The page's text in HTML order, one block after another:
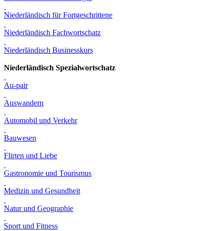
Niederländisch für Fortgeschrittene
Niederländisch Fachwortschatz
Niederländisch Businesskurs
Niederländisch Spezialwortschatz
Au-pair
Auswandern
Automobil und Verkehr
Bauwesen
Flirten und Liebe
Gastronomie und Tourismus
Medizin und Gesundheit
Natur und Geographie
Sport und Fitness